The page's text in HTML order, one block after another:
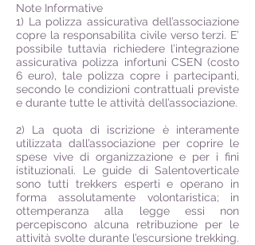
Note Informative
1) La polizza assicurativa dell’associazione
copre la responsabilita civile verso terzi. E’
possibile tuttavia richiedere l’integrazione
assicurativa polizza infortuni CSEN (costo
6 euro), tale polizza copre i partecipanti,
secondo le condizioni contrattuali previste
e durante tutte le attività dell’associazione.
2) La quota di iscrizione è interamente
utilizzata dall’associazione per coprire le
spese vive di organizzazione e per i fini
istituzionali. Le guide di Salentoverticale
sono tutti trekkers esperti e operano in
forma assolutamente volontaristica; in
ottemperanza alla legge essi non
percepiscono alcuna retribuzione per le
attività svolte durante l’escursione trekking.